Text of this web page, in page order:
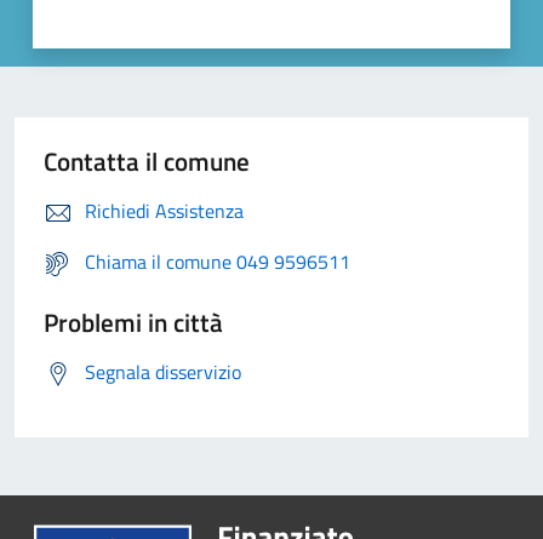
Contatta il comune
Richiedi Assistenza
Chiama il comune 049 9596511
Problemi in città
Segnala disservizio